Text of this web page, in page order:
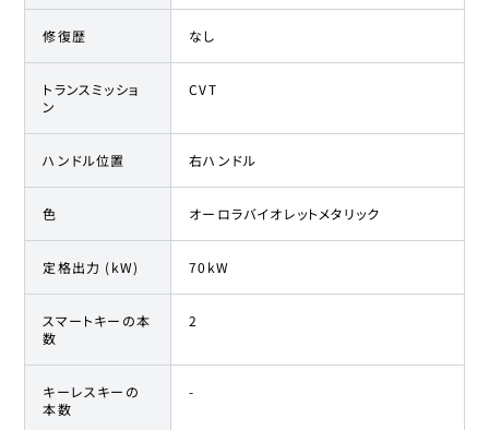
修復歴 なし
トランスミッショ
ン
CVT
ハンドル位置 右ハンドル
色 オーロラバイオレットメタリック
定格出力 (kW) 70kW
スマートキーの本
数
2
キーレスキーの
本数
-